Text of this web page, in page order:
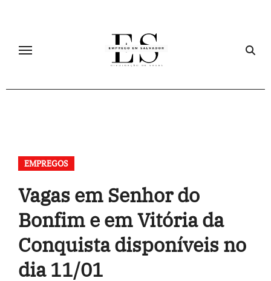
EMPREGOS
Vagas em Senhor do
Bonfim e em Vitória da
Conquista disponíveis no
dia 11/01